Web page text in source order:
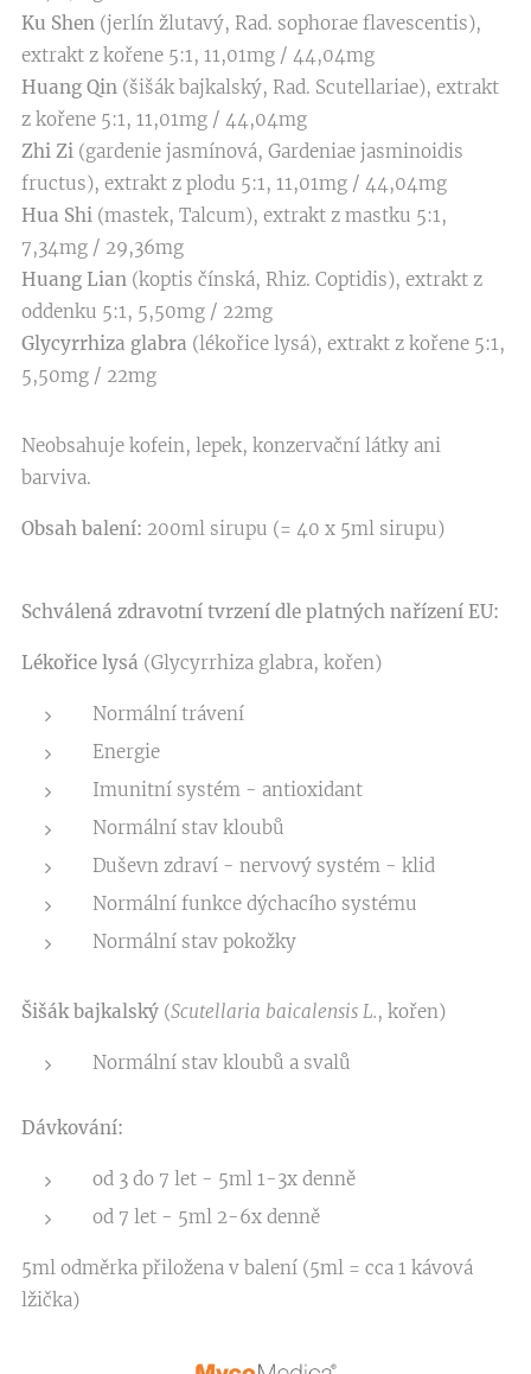
Ku Shen (jerlín žlutavý, Rad. sophorae flavescentis),
extrakt z kořene 5:1, 11,01mg / 44,04mg
Huang Qin (šišák bajkalský, Rad. Scutellariae), extrakt
z kořene 5:1, 11,01mg / 44,04mg
Zhi Zi (gardenie jasmínová, Gardeniae jasminoidis
fructus), extrakt z plodu 5:1, 11,01mg / 44,04mg
Hua Shi (mastek, Talcum), extrakt z mastku 5:1,
7,34mg / 29,36mg
Huang Lian (koptis čínská, Rhiz. Coptidis), extrakt z
oddenku 5:1, 5,50mg / 22mg
Glycyrrhiza glabra (lékořice lysá), extrakt z kořene 5:1,
5,50mg / 22mg
Neobsahuje kofein, lepek, konzervační látky ani
barviva.
Obsah balení: 200ml sirupu (= 40 x 5ml sirupu)
Schválená zdravotní tvrzení dle platných nařízení EU:
Lékořice lysá (Glycyrrhiza glabra, kořen)
Normální trávení
Energie
Imunitní systém - antioxidant
Normální stav kloubů
Duševn zdraví - nervový systém - klid
Normální funkce dýchacího systému
Normální stav pokožky
Šišák bajkalský (Scutellaria baicalensis L., kořen)
Normální stav kloubů a svalů
Dávkování:
od 3 do 7 let - 5ml 1-3x denně
od 7 let - 5ml 2-6x denně
5ml odměrka přiložena v balení (5ml = cca 1 kávová
lžička)